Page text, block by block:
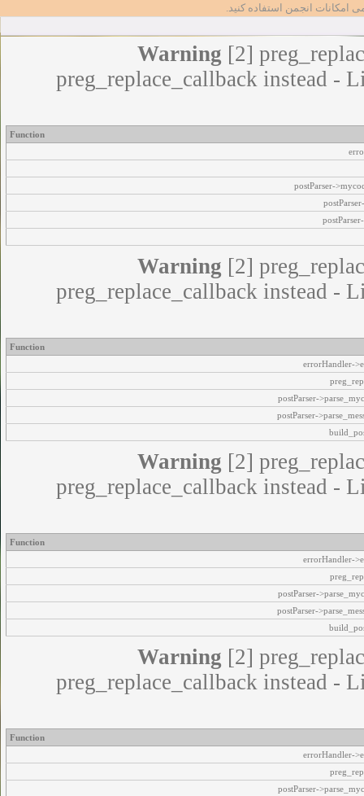
امکانات انجمن استفاده کنید.
Warning [2]
preg_replace_callback instead -
Function
postParser-
Warning [2]
preg_replace_callback instead -
Function
errorHandler-
postParser-
postParser-
Warning [2]
preg_replace_callback instead -
Function
errorHandler-
postParser-
postParser-
Warning [2]
preg_replace_callback instead -
Function
errorHandler-
postParser-